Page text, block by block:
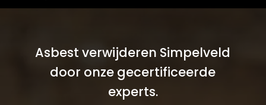
Asbest verwijderen Simpelveld
door onze gecertificeerde
experts.